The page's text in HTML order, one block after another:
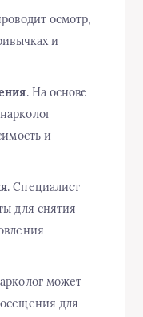
осмотр,
и
. На основе
и
. Специалист
для снятия
может
для